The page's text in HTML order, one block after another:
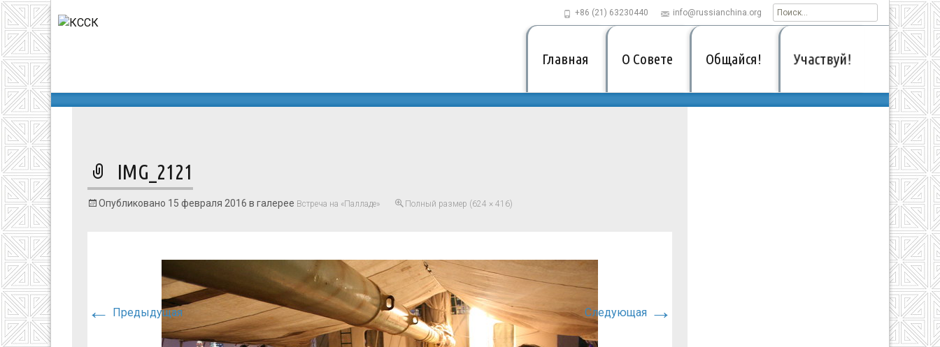
Найти:
info@russianchina.org
+86 (21) 63230440
Главная О Совете Общайся! Участвуй!
IMG_2121
Опубликовано 15 февраля 2016 в галерее Встреча на «Палладе» Полный размер (624 × 416)
← Предыдущая Следующая →